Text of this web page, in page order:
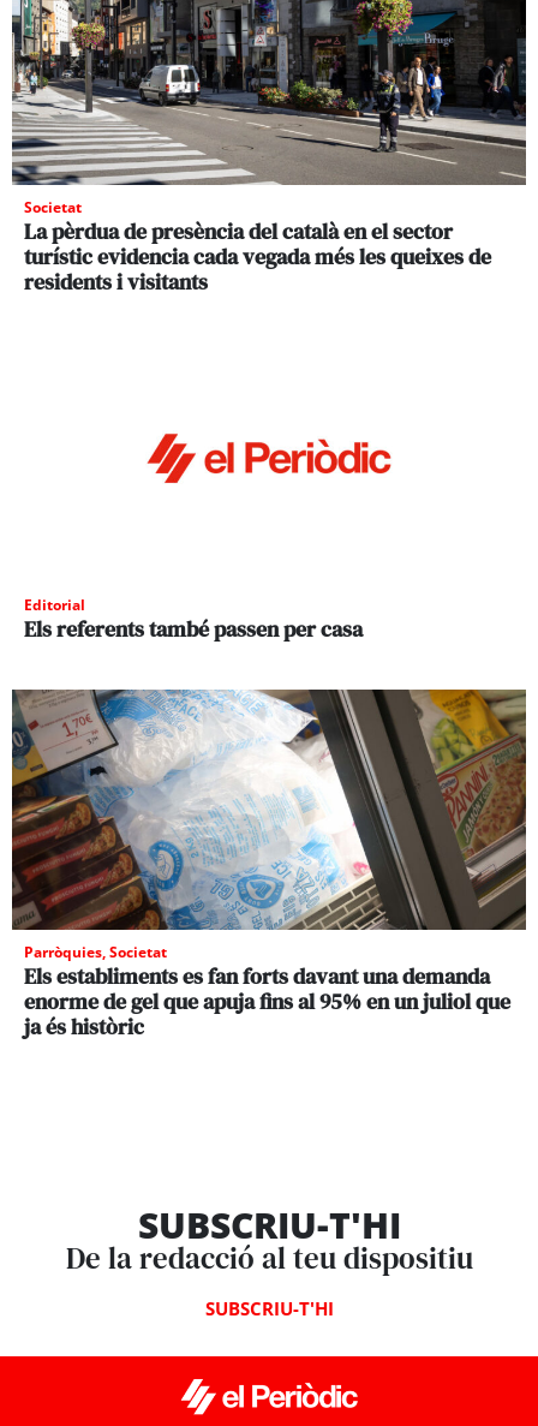
Societat
La pèrdua de presència del català en el sector
turístic evidencia cada vegada més les queixes de
residents i visitants
Editorial
Els referents també passen per casa
Parròquies,Societat
Els establiments es fan forts davant una demanda
enorme de gel que apuja fins al 95% en un juliol que
ja és històric
SUBSCRIU-T'HI
De la redacció al teu dispositiu
SUBSCRIU-T'HI